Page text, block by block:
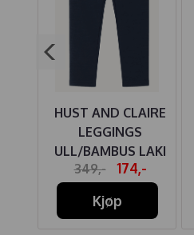
HUST AND CLAIRE
LEGGINGS
ULL/BAMBUS LAKI
MORE NAVY
349,-
174,-
Kjøp